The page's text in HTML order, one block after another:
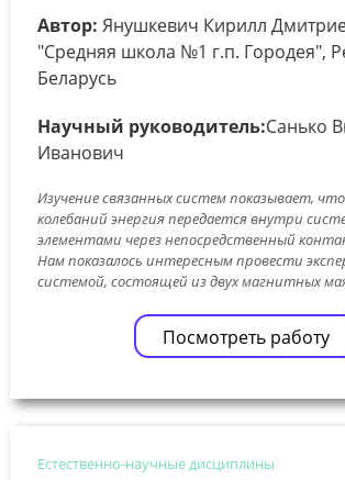
Автор: Янушкевич Кирилл
"Средняя школа №1 г.п. Городея",
Беларусь
Научный руководитель:Санько
Иванович
Изучение связанных систем показывает,
колебаний энергия передается внутри
элементами через непосредственный
Нам показалось интересным провести
системой, состоящей из двух магнитных
Посмотреть работу
Естественно-научные дисциплины